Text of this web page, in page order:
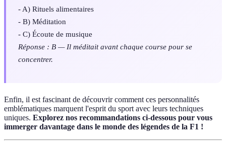
- A) Rituels alimentaires
- B) Méditation
- C) Écoute de musique
Réponse : B — Il méditait avant chaque course pour se
concentrer.
Enfin, il est fascinant de découvrir comment ces personnalités
emblématiques marquent l'esprit du sport avec leurs techniques
uniques. Explorez nos recommandations ci-dessous pour vous
immerger davantage dans le monde des légendes de la F1 !